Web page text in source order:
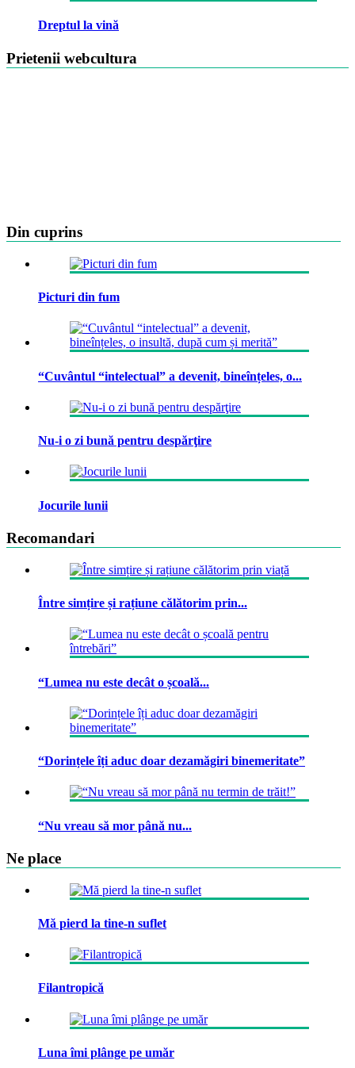
Dreptul la vină
Prietenii webcultura
Din cuprins
Picturi din fum
“Cuvântul “intelectual” a devenit, bineînțeles, o...
Nu-i o zi bună pentru despărţire
Jocurile lunii
Recomandari
Între simțire și rațiune călătorim prin...
“Lumea nu este decât o școală...
“Dorințele îți aduc doar dezamăgiri binemeritate”
“Nu vreau să mor până nu...
Ne place
Mă pierd la tine-n suflet
Filantropică
Luna îmi plânge pe umăr